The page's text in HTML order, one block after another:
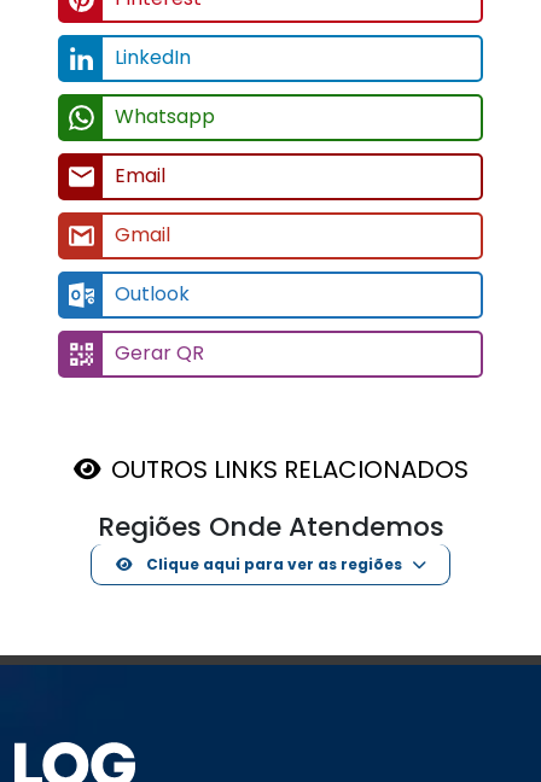
LinkedIn
Whatsapp
Email
Gmail
Outlook
Gerar QR
OUTROS LINKS RELACIONADOS
Regiões Onde Atendemos
Clique aqui para ver as regiões